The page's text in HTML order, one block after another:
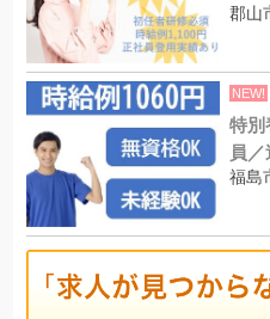
郡山
NEW!
特別
員
福島